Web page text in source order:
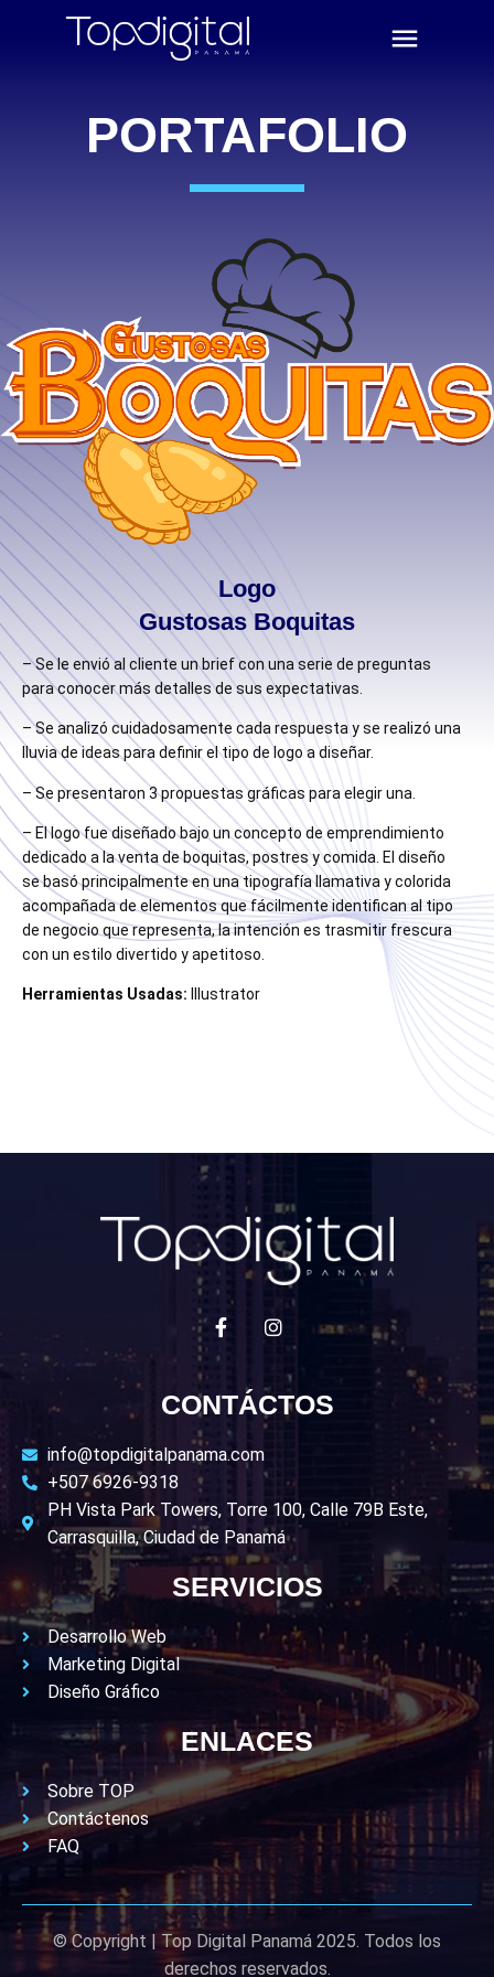
PORTAFOLIO
Logo
Gustosas Boquitas
– Se le envió al cliente un brief con una serie de preguntas
para conocer más detalles de sus expectativas.
– Se analizó cuidadosamente cada respuesta y se realizó una
lluvia de ideas para definir el tipo de logo a diseñar.
– Se presentaron 3 propuestas gráficas para elegir una.
– El logo fue diseñado bajo un concepto de emprendimiento
dedicado a la venta de boquitas, postres y comida. El diseño
se basó principalmente en una tipografía llamativa y colorida
acompañada de elementos que fácilmente identifican al tipo
de negocio que representa, la intención es trasmitir frescura
con un estilo divertido y apetitoso.
Herramientas Usadas: Illustrator
CONTÁCTOS
info@topdigitalpanama.com
+507 6926-9318
PH Vista Park Towers, Torre 100, Calle 79B Este,
Carrasquilla, Ciudad de Panamá
SERVICIOS
Desarrollo Web
Marketing Digital
Diseño Gráfico
ENLACES
Sobre TOP
Contáctenos
FAQ
© Copyright | Top Digital Panamá 2025. Todos los
derechos reservados.